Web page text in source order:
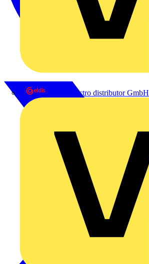
eldis electro distributor GmbH